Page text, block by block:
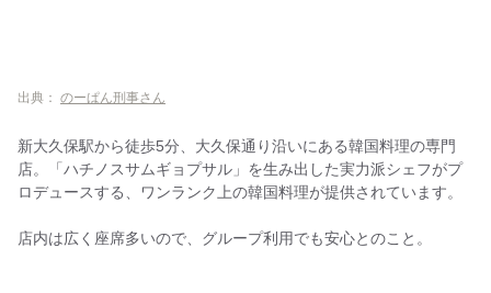
出典： のーぱん刑事さん
新大久保駅から徒歩5分、大久保通り沿いにある韓国料理の専門
店。「ハチノスサムギョプサル」を生み出した実力派シェフがプ
ロデュースする、ワンランク上の韓国料理が提供されています。
店内は広く座席多いので、グループ利用でも安心とのこと。